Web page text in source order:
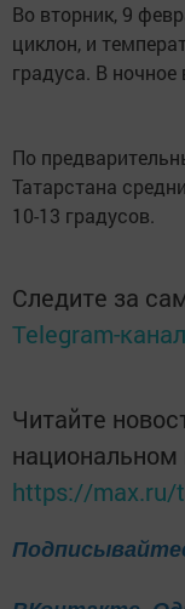
Во вторник, 9
циклон, и
градуса. В
По
Татарстана
10-13 градусов.
Следите за
Telegram-
Читайте
https://max.ru/